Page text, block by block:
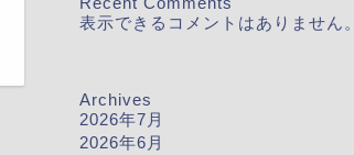
表示できるコメントはありません。
Archives
2026年7月
2026年6月